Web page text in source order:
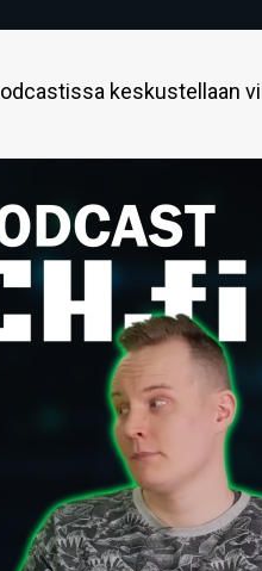
keskustellaan